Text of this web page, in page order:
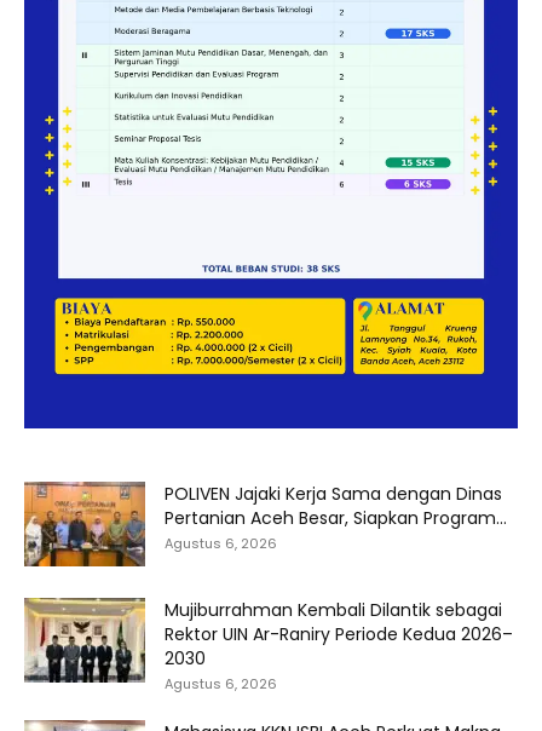
POLIVEN Jajaki Kerja Sama dengan Dinas
Pertanian Aceh Besar, Siapkan Program...
Agustus 6, 2026
Mujiburrahman Kembali Dilantik sebagai
Rektor UIN Ar-Raniry Periode Kedua 2026–
2030
Agustus 6, 2026